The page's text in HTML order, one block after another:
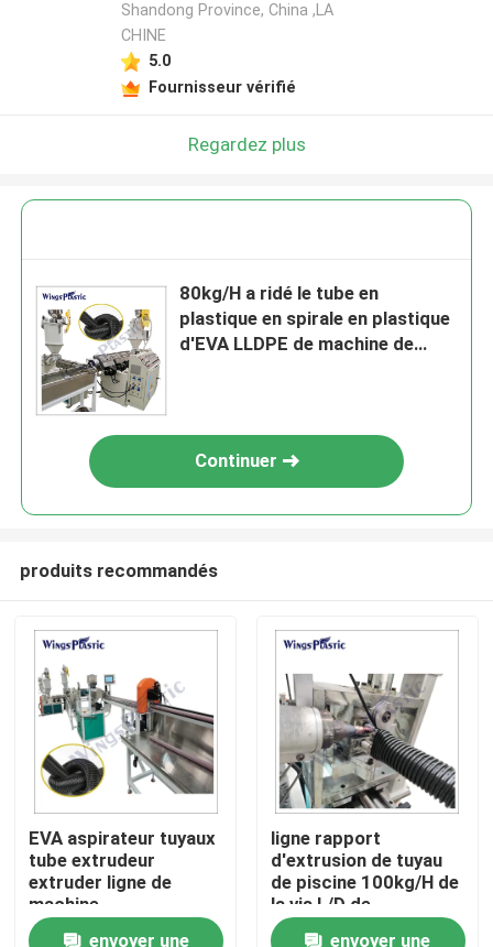
Maison
Produits
Au sujet de nous
Shandong Province, China ,LA
CHINE
5.0
Fournisseur vérifié
Regardez plus
80kg/H a ridé le tube en
plastique en spirale en plastique
d'EVA LLDPE de machine de
Continuer
produits recommandés
EVA aspirateur tuyaux
tube extrudeur
extruder ligne de
machine
envoyer une
ligne rapport
d'extrusion de tuyau
de piscine 100kg/H de
la vis L/D de
l'alimentation
envoyer une